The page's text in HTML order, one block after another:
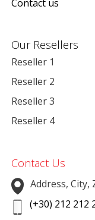
Contact us
Our Resellers
Reseller 1
Reseller 2
Reseller 3
Reseller 4
Contact Us
Address, City,
(+30) 212 212